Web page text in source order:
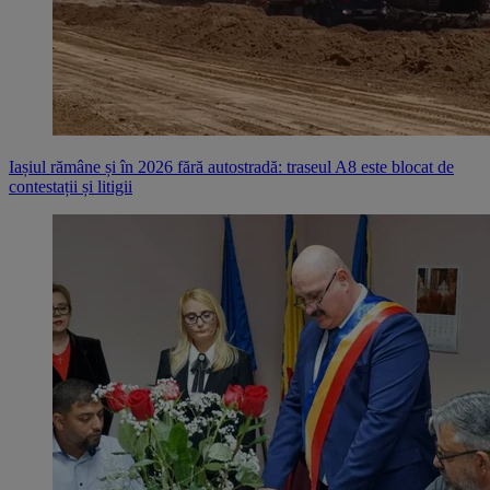
Iașiul rămâne și în 2026 fără autostradă: traseul A8 este blocat de
contestații și litigii